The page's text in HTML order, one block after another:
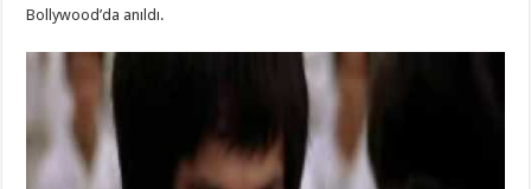
Bollywood’da anıldı.